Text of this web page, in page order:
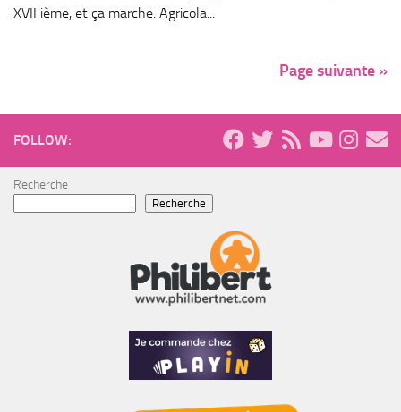
XVII ième, et ça marche. Agricola...
Page suivante »
FOLLOW:
Recherche
Recherche